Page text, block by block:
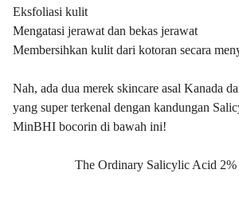
Eksfoliasi kulit
Mengatasi jerawat dan bekas jerawat
Membersihkan kulit dari kotoran secara
Nah, ada dua merek skincare asal Kanada
yang super terkenal dengan kandungan
MinBHI bocorin di bawah ini!
The Ordinary Salicylic Acid 2%